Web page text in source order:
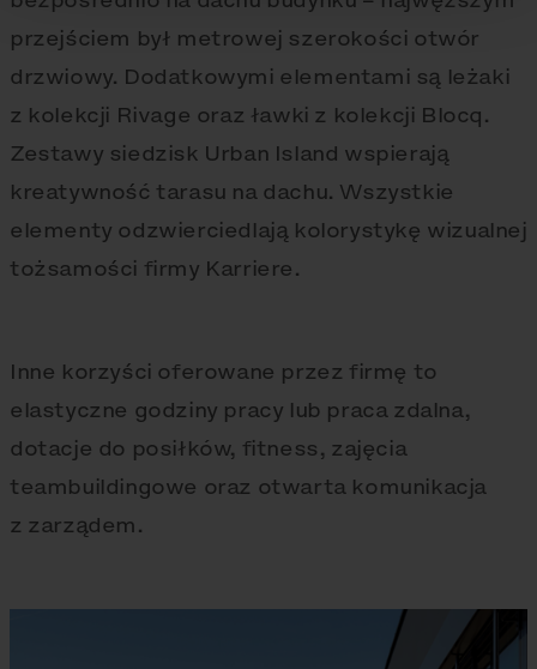
przejściem był metrowej szerokości otwór
drzwiowy. Dodatkowymi elementami są leżaki
z kolekcji Rivage oraz ławki z kolekcji Blocq.
Zestawy siedzisk Urban Island wspierają
kreatywność tarasu na dachu. Wszystkie
elementy odzwierciedlają kolorystykę wizualnej
tożsamości firmy Karriere.
Inne korzyści oferowane przez firmę to
elastyczne godziny pracy lub praca zdalna,
dotacje do posiłków, fitness, zajęcia
teambuildingowe oraz otwarta komunikacja
z zarządem.